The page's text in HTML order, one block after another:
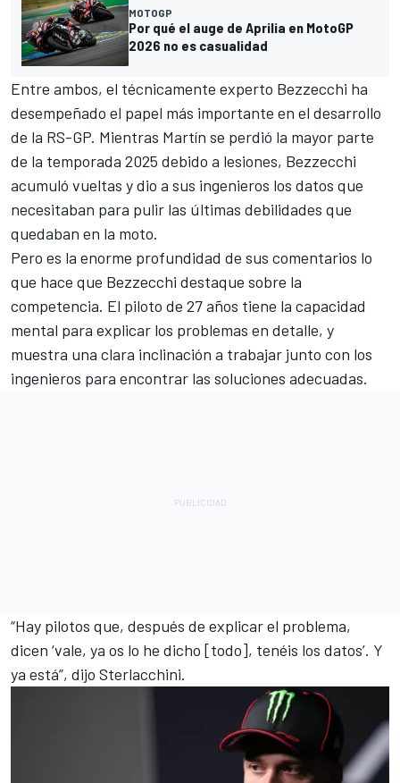
MOTOGP
Por qué el auge de Aprilia en MotoGP
2026 no es casualidad
Entre ambos, el técnicamente experto Bezzecchi ha
desempeñado el papel más importante en el desarrollo
de la RS-GP. Mientras Martín se perdió la mayor parte
de la temporada 2025 debido a lesiones, Bezzecchi
acumuló vueltas y dio a sus ingenieros los datos que
necesitaban para pulir las últimas debilidades que
quedaban en la moto.
Pero es la enorme profundidad de sus comentarios lo
que hace que Bezzecchi destaque sobre la
competencia. El piloto de 27 años tiene la capacidad
mental para explicar los problemas en detalle, y
muestra una clara inclinación a trabajar junto con los
ingenieros para encontrar las soluciones adecuadas.
“Hay pilotos que, después de explicar el problema,
dicen ‘vale, ya os lo he dicho [todo], tenéis los datos’. Y
ya está”, dijo Sterlacchini.